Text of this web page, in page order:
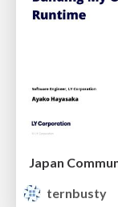
ternbusty